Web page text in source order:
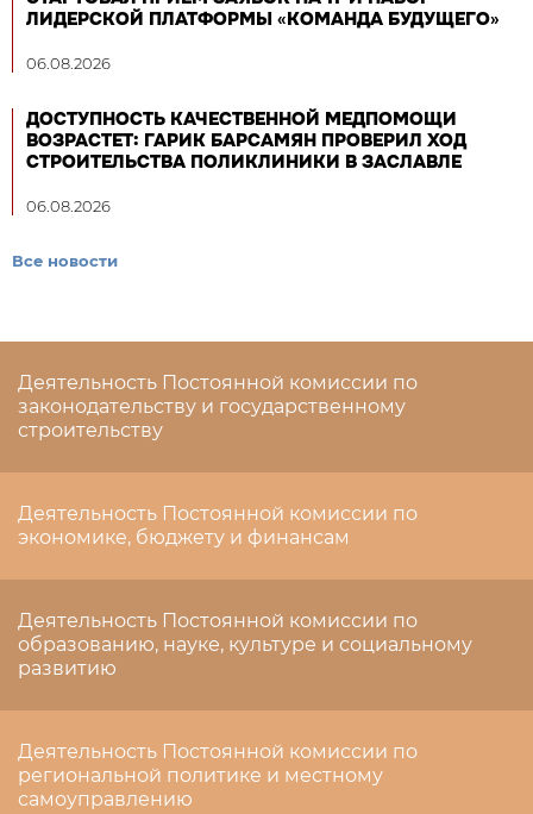
ЛИДЕРСКОЙ ПЛАТФОРМЫ «КОМАНДА БУДУЩЕГО»
06.08.2026
ДОСТУПНОСТЬ КАЧЕСТВЕННОЙ МЕДПОМОЩИ
ВОЗРАСТЕТ: ГАРИК БАРСАМЯН ПРОВЕРИЛ ХОД
СТРОИТЕЛЬСТВА ПОЛИКЛИНИКИ В ЗАСЛАВЛЕ
06.08.2026
Все новости
Деятельность Постоянной комиссии по
законодательству и государственному
строительству
Деятельность Постоянной комиссии по
экономике, бюджету и финансам
Деятельность Постоянной комиссии по
образованию, науке, культуре и социальному
развитию
Деятельность Постоянной комиссии по
региональной политике и местному
самоуправлению